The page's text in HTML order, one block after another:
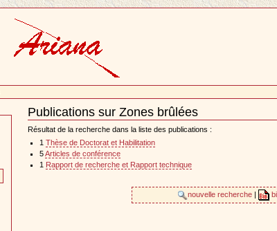
Publications sur Zones brûlées
Document
Actions
Résultat de la recherche dans la liste des publications :
1 Thèse de Doctorat et Habilitation
5Articles de conférence
1
Rapport de recherche et Rapport technique
nouvelle recherche